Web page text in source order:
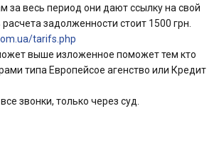
за весь период они дают ссылку на свой
задолженности стоит 1500 грн.
tarifs.php
выше изложенное поможет тем кто
типа Европейсое агенство или Кредит
звонки, только через суд.